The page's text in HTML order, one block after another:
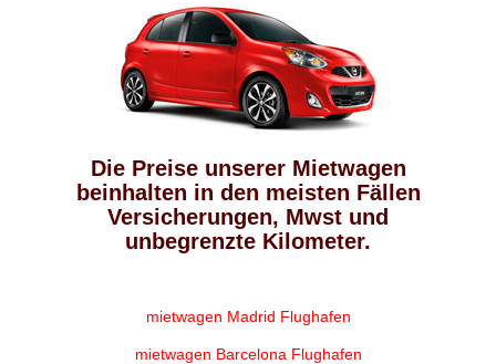
Die Preise unserer Mietwagen
beinhalten in den meisten Fällen
Versicherungen, Mwst und
unbegrenzte Kilometer.
mietwagen Madrid Flughafen
mietwagen Barcelona Flughafen